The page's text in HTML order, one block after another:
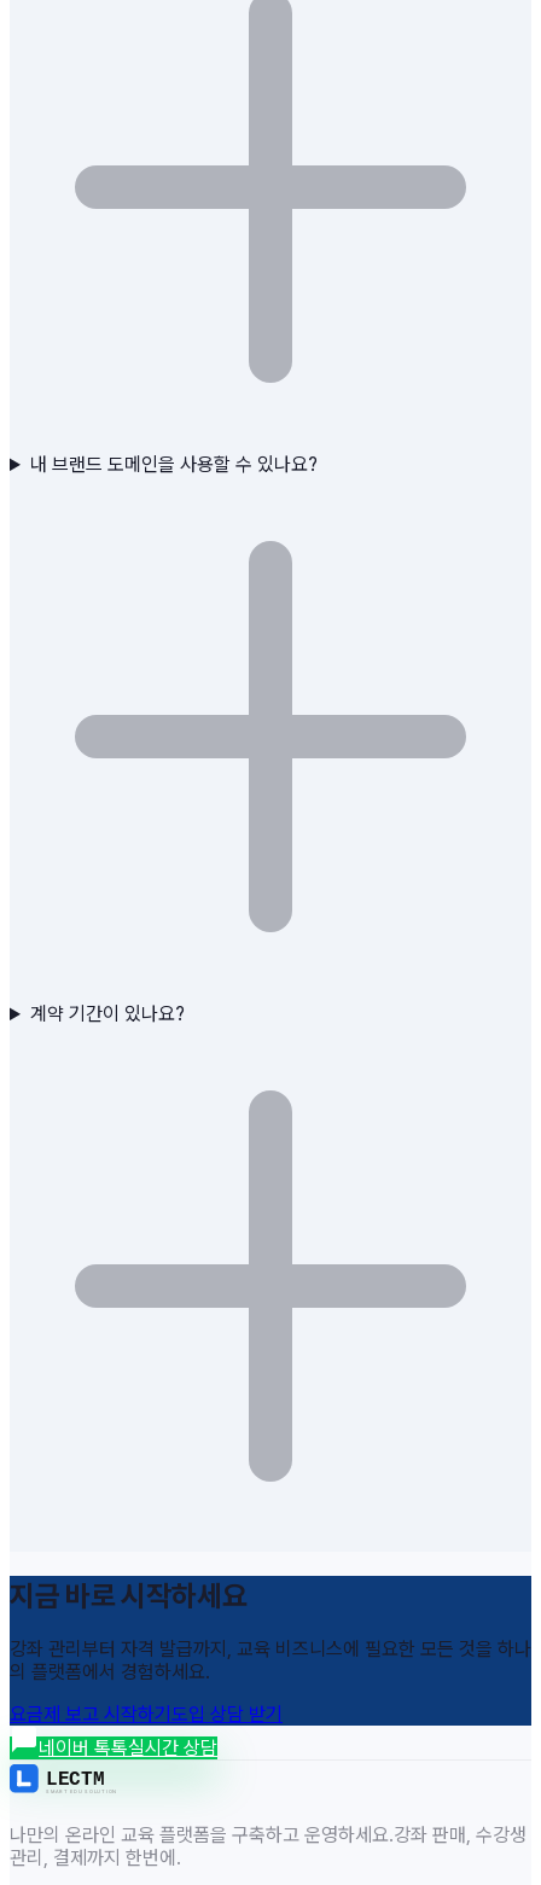
내 브랜드 도메인을 사용할 수 있나요?
계약 기간이 있나요?
지금 바로 시작하세요
강좌 관리부터 자격 발급까지, 교육 비즈니스에 필요한 모든 것을 하나
의 플랫폼에서 경험하세요.
요금제 보고 시작하기 도입 상담 받기
chat_bubble네이버 톡톡실시간 상담
나만의 온라인 교육 플랫폼을 구축하고 운영하세요.강좌 판매, 수강생
관리, 결제까지 한번에.